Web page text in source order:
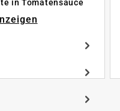
in Tomatensauce